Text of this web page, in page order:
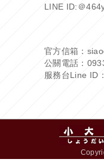
LINE ID: ＠
官方信箱：
公關電話：
服務台Line ID：